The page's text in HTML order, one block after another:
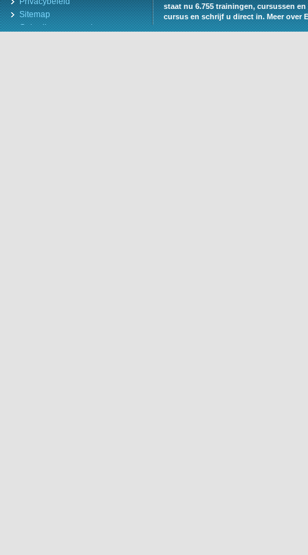
Sitemap
Gebruiksvoorwaarden
staat nu 6.755 trainingen, cursussen
cursus en schrijf u direct in.Meer over